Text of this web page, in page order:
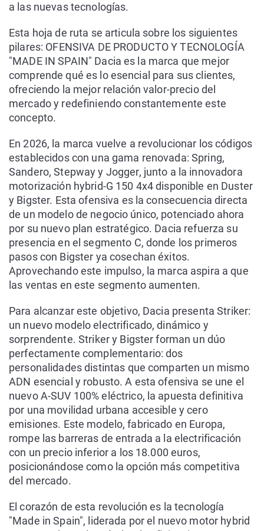
a las nuevas tecnologías.
Esta hoja de ruta se articula sobre los siguientes
pilares: OFENSIVA DE PRODUCTO Y TECNOLOGÍA
"MADE IN SPAIN" Dacia es la marca que mejor
comprende qué es lo esencial para sus clientes,
ofreciendo la mejor relación valor-precio del
mercado y redefiniendo constantemente este
concepto.
En 2026, la marca vuelve a revolucionar los códigos
establecidos con una gama renovada: Spring,
Sandero, Stepway y Jogger, junto a la innovadora
motorización hybrid-G 150 4x4 disponible en Duster
y Bigster. Esta ofensiva es la consecuencia directa
de un modelo de negocio único, potenciado ahora
por su nuevo plan estratégico. Dacia refuerza su
presencia en el segmento C, donde los primeros
pasos con Bigster ya cosechan éxitos.
Aprovechando este impulso, la marca aspira a que
las ventas en este segmento aumenten.
Para alcanzar este objetivo, Dacia presenta Striker:
un nuevo modelo electrificado, dinámico y
sorprendente. Striker y Bigster forman un dúo
perfectamente complementario: dos
personalidades distintas que comparten un mismo
ADN esencial y robusto. A esta ofensiva se une el
nuevo A-SUV 100% eléctrico, la apuesta definitiva
por una movilidad urbana accesible y cero
emisiones. Este modelo, fabricado en Europa,
rompe las barreras de entrada a la electrificación
con un precio inferior a los 18.000 euros,
posicionándose como la opción más competitiva
del mercado.
El corazón de esta revolución es la tecnología
"Made in Spain", liderada por el nuevo motor hybrid